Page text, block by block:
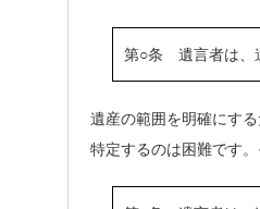
第○条 遺言者は、
遺産の範囲を明確にす
特定するのは困難です